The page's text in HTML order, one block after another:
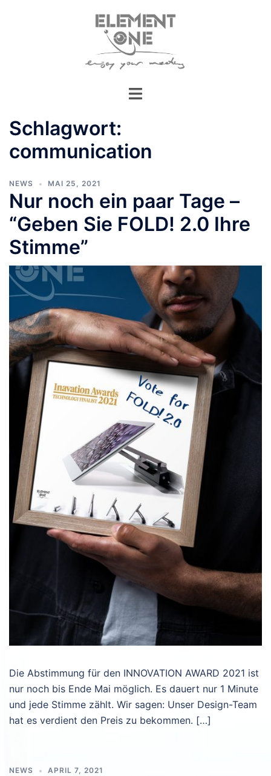
Schlagwort:
communication
NEWS MAI 25, 2021
Nur noch ein paar Tage –
“Geben Sie FOLD! 2.0 Ihre
Stimme”
Die Abstimmung für den INNOVATION AWARD 2021 ist
nur noch bis Ende Mai möglich. Es dauert nur 1 Minute
und jede Stimme zählt. Wir sagen: Unser Design-Team
hat es verdient den Preis zu bekommen. […]
NEWS APRIL 7, 2021